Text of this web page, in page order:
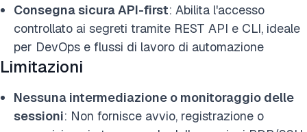
Consegna sicura API-first: Abilita l'accesso
controllato ai segreti tramite REST API e CLI, ideale
per DevOps e flussi di lavoro di automazione
Limitazioni
Nessuna intermediazione o monitoraggio delle
sessioni: Non fornisce avvio, registrazione o